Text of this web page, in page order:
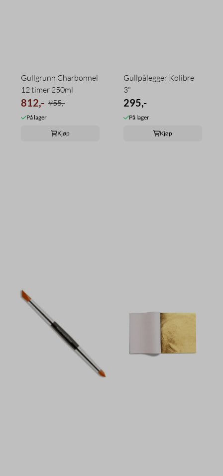
Gullgrunn Charbonnel
12 timer 250ml
812,- 955,-
På lager
Kjøp
Gullpålegger Kolibre
3"
295,-
På lager
Kjøp